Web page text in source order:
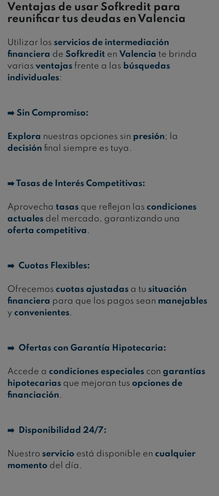
Ventajas de usar Sofkredit para
reunificar tus deudas en Valencia
Utilizar los servicios de intermediación
financiera de Sofkredit en Valencia te brinda
varias ventajas frente a las búsquedas
individuales:
➡️ Sin Compromiso:
Explora nuestras opciones sin presión; la
decisión final siempre es tuya.
➡️ Tasas de Interés Competitivas:
Aprovecha tasas que reflejan las condiciones
actuales del mercado, garantizando una
oferta competitiva.
➡️ Cuotas Flexibles:
Ofrecemos cuotas ajustadas a tu situación
financiera para que los pagos sean manejables
y convenientes.
➡️ Ofertas con Garantía Hipotecaria:
Accede a condiciones especiales con garantías
hipotecarias que mejoran tus opciones de
financiación.
➡️ Disponibilidad 24/7:
Nuestro servicio está disponible en cualquier
momento del día.